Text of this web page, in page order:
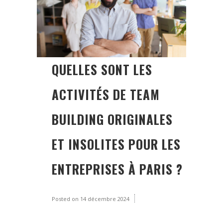
QUELLES SONT LES
ACTIVITÉS DE TEAM
BUILDING ORIGINALES
ET INSOLITES POUR LES
ENTREPRISES À PARIS ?
Posted on 14 décembre 2024